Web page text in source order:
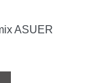
ASUER